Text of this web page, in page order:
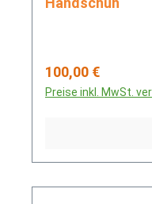
Regulärer Preis:
100,00 €
Preise inkl. MwSt.